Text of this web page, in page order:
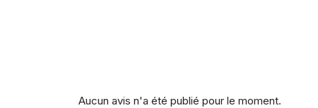
Aucun avis n'a été publié pour le moment.